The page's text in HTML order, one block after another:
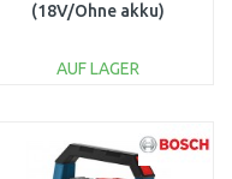
(18V/Ohne akku)
AUF LAGER
Vergleichen